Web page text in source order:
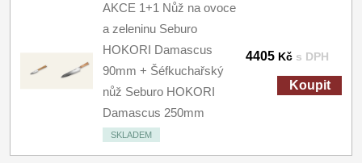
AKCE 1+1 Nůž na ovoce
a zeleninu Seburo
HOKORI Damascus
90mm + Šéfkuchařský
nůž Seburo HOKORI
Damascus 250mm
SKLADEM
4405 Kč s DPH
Koupit